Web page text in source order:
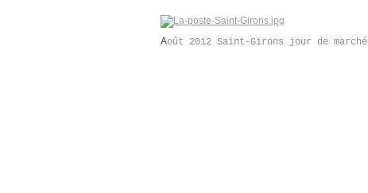
Août 2012 Saint-Girons jour de marché